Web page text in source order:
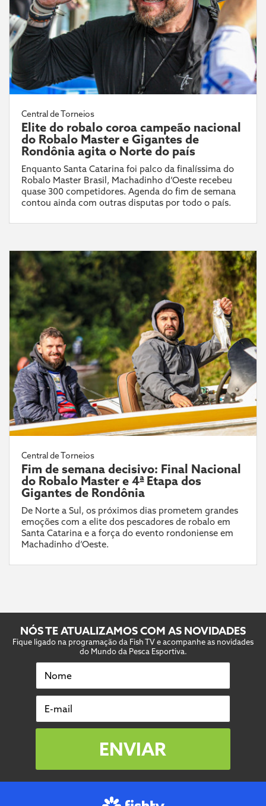
Central de Torneios
Elite do robalo coroa campeão nacional
do Robalo Master e Gigantes de
Rondônia agita o Norte do país
Enquanto Santa Catarina foi palco da finalíssima do
Robalo Master Brasil, Machadinho d’Oeste recebeu
quase 300 competidores. Agenda do fim de semana
contou ainda com outras disputas por todo o país.
Central de Torneios
Fim de semana decisivo: Final Nacional
do Robalo Master e 4ª Etapa dos
Gigantes de Rondônia
De Norte a Sul, os próximos dias prometem grandes
emoções com a elite dos pescadores de robalo em
Santa Catarina e a força do evento rondoniense em
Machadinho d’Oeste.
NÓS TE ATUALIZAMOS COM AS NOVIDADES
Fique ligado na programação da Fish TV e acompanhe as novidades
do Mundo da Pesca Esportiva.
Nome
E-mail
ENVIAR